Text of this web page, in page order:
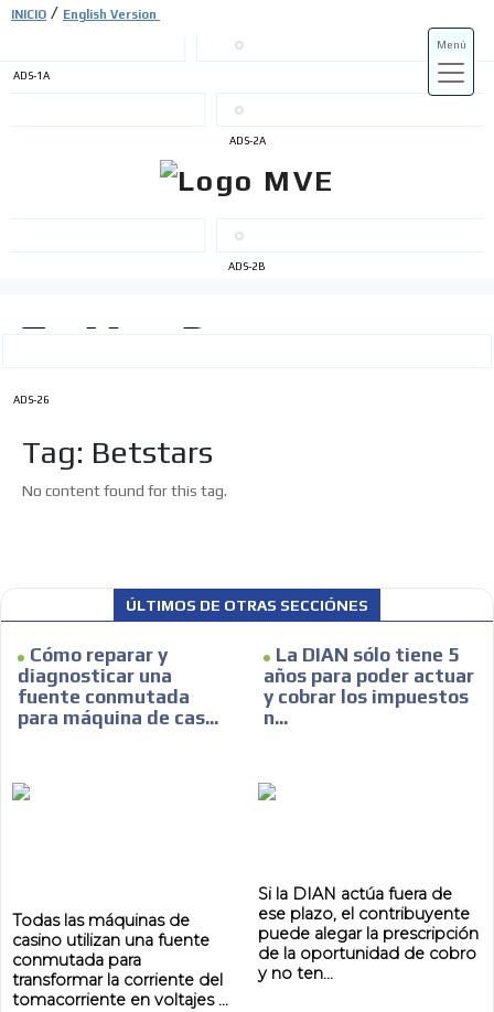
ADS-1A
ADS-2A
ADS-2B
Menú
INICIO / English Version
ADS-26
Tag: Betstars
No content found for this tag.
ÚLTIMOS DE OTRAS SECCIÓNES
Cómo reparar y
diagnosticar una
fuente conmutada
para máquina de cas...
Todas las máquinas de
casino utilizan una fuente
conmutada para
transformar la corriente del
tomacorriente en voltajes ...
La DIAN sólo tiene 5
años para poder actuar
y cobrar los impuestos
n...
Si la DIAN actúa fuera de
ese plazo, el contribuyente
puede alegar la prescripción
de la oportunidad de cobro
y no ten...